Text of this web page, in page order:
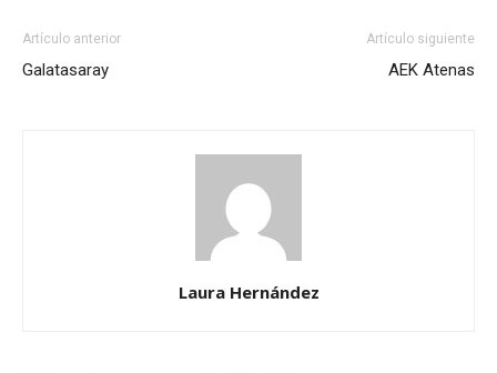
Artículo anterior
Galatasaray
Artículo siguiente
AEK Atenas
Laura Hernández